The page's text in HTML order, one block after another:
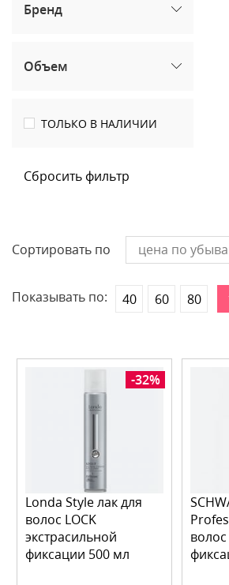
Бренд
Объем
ТОЛЬКО В НАЛИЧИИ
Сбросить фильтр
Сортировать по цена по
Показывать по: 40 60 80
-32%
Londa Style лак для
волос LOCK
экстрасильной
фиксации 500 мл